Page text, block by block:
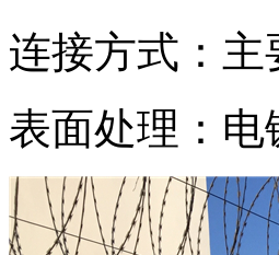
连接方式：
表面处理：